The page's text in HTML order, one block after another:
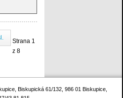
Strana 1
z 8
Biskupická 61/132, 986 01 Biskupice,